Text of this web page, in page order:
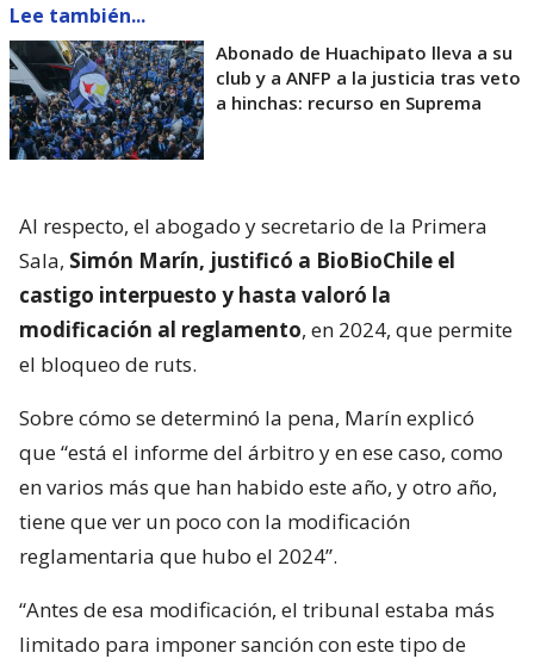
Lee también...
Abonado de Huachipato lleva a su
club y a ANFP a la justicia tras veto
a hinchas: recurso en Suprema
Al respecto, el abogado y secretario de la Primera
Sala, Simón Marín, justificó a BioBioChile el
castigo interpuesto y hasta valoró la
modificación al reglamento, en 2024, que permite
el bloqueo de ruts.
Sobre cómo se determinó la pena, Marín explicó
que “está el informe del árbitro y en ese caso, como
en varios más que han habido este año, y otro año,
tiene que ver un poco con la modificación
reglamentaria que hubo el 2024”.
“Antes de esa modificación, el tribunal estaba más
limitado para imponer sanción con este tipo de